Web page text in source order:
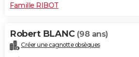
Famille RIBOT
Robert BLANC (98 ans)
Créer une cagnotte obsèques